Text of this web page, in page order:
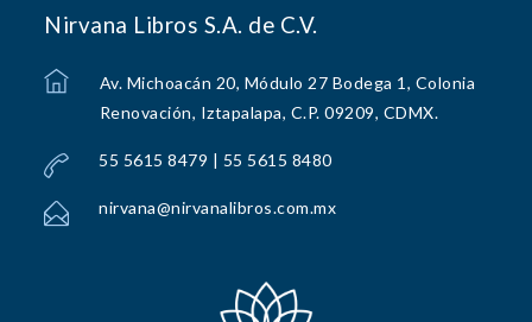
Nirvana Libros S.A. de C.V.
Av. Michoacán 20, Módulo 27 Bodega 1, Colonia
Renovación, Iztapalapa, C.P. 09209, CDMX.
55 5615 8479 | 55 5615 8480
nirvana@nirvanalibros.com.mx